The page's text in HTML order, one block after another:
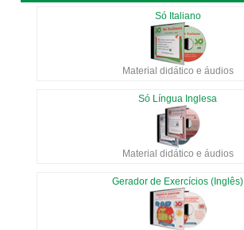
Só Italiano
Material didático e áudios
Só Língua Inglesa
Material didático e áudios
Gerador de Exercícios (Inglês)